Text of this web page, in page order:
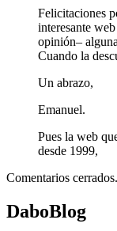
Felicitaciones
interesante
opinión–
Cuando la
Un abrazo,
Emanuel.
Pues la web
desde 1999,
Comentarios cerrados.
DaboBlog